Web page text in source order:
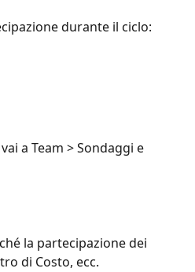
durante il ciclo:
a Team > Sondaggi e
la partecipazione dei
di Costo, ecc.